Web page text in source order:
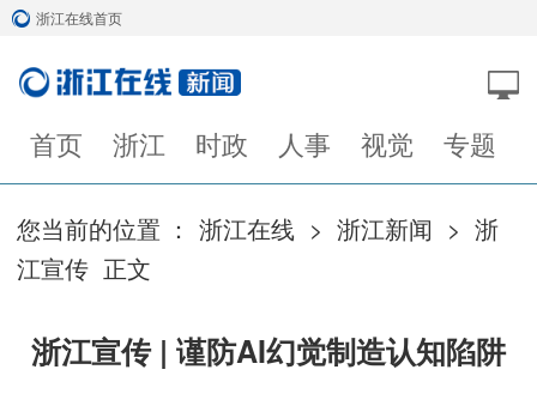
浙江在线首页
首页 浙江 时政 人事 视觉 专题
您当前的位置 ： 浙江在线 > 浙江新闻 > 浙
江宣传 正文
浙江宣传 | 谨防AI幻觉制造认知陷阱